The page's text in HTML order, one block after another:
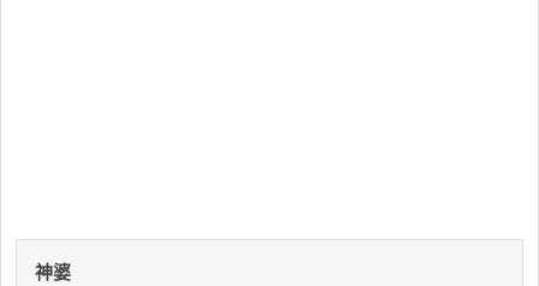
神婆